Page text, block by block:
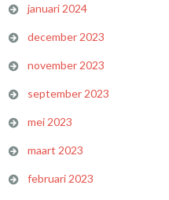
januari 2024
december 2023
november 2023
september 2023
mei 2023
maart 2023
februari 2023